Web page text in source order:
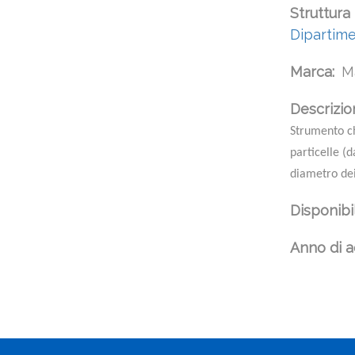
Struttura
Marca
Strumento
particelle
diametro
Anno di